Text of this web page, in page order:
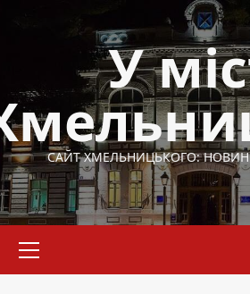
У
САЙТ ХМЕЛЬНИЦЬКОГО:
меню